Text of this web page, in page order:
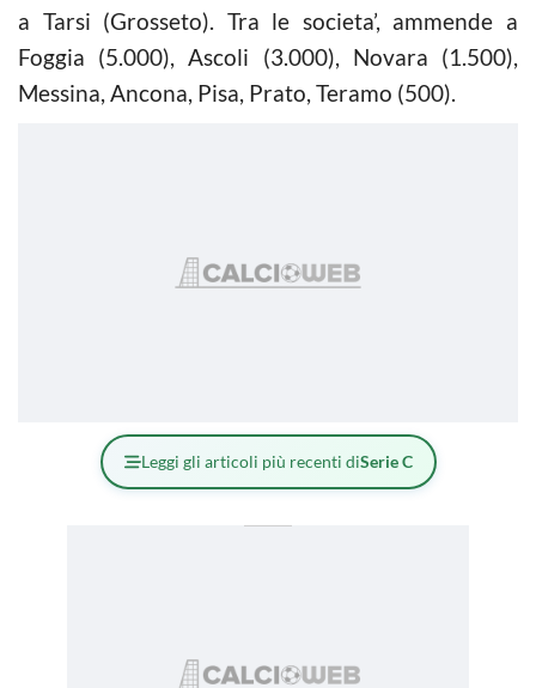
a Tarsi (Grosseto). Tra le societa’, ammende a
Foggia (5.000), Ascoli (3.000), Novara (1.500),
Messina, Ancona, Pisa, Prato, Teramo (500).
Leggi gli articoli più recenti diSerie C